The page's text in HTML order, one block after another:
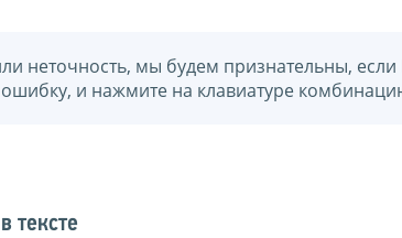
неточность, мы будем признательны,
и нажмите на клавиатуре
тексте